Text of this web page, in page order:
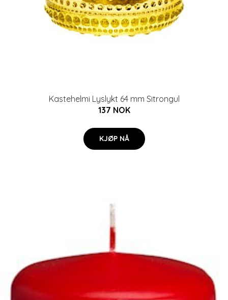
Kastehelmi Lyslykt 64 mm Sitrongul
137 NOK
KJØP NÅ